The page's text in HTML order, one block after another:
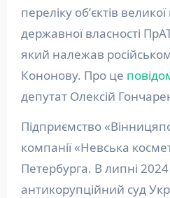
переліку обʼєктів
державної власності
який належав
Кононову. Про це
депутат Олексій
Підприємство
компанії «Невська
Петербурга. В липні
антикорупційний суд